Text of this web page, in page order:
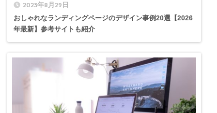
2023年8月29日
おしゃれなランディングページのデザイン事例20選【2026
年最新】参考サイトも紹介